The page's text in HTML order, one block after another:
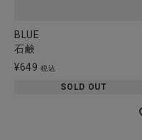
BLUE
石鹸
¥649 税込
SOLD OUT